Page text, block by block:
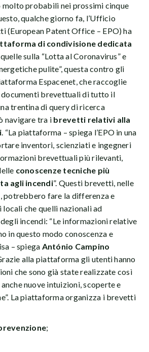
molto probabili nei prossimi cinque
qualche giorno fa, l’Ufficio
(European Patent Office – EPO) ha
di condivisione dedicata
sulla “Lotta al Coronavirus” e
pulite”, questa contro gli
Espacenet, che raccoglie
brevettuali di tutto il
trentina di query di ricerca
navigare tra i brevetti relativi alla
. “La piattaforma – spiega l’EPO in una
inventori, scienziati e ingegneri
brevettuali più rilevanti,
conoscenze tecniche più
agli incendi”. Questi brevetti, nelle
potrebbero fare la differenza e
locali che quelli nazionali ad
incendi: “Le informazioni relative
in questo modo conoscenza e
– spiega António Campino
alla piattaforma gli utenti hanno
che sono già state realizzate così
nuove intuizioni, scoperte e
La piattaforma organizza i brevetti
;